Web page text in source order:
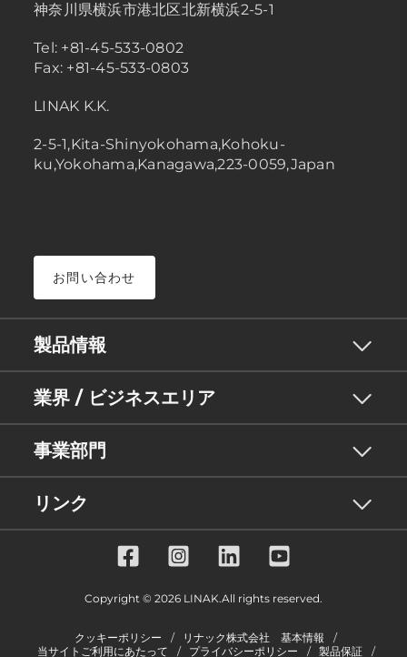
神奈川県横浜市港北区北新横浜2-5-1
Tel: +81-45-533-0802
Fax: +81-45-533-0803
LINAK K.K.
2-5-1,Kita-Shinyokohama,Kohoku-
ku,Yokohama,Kanagawa,223-0059,Japan
お問い合わせ
製品情報
業界 / ビジネスエリア
事業部門
リンク
Copyright © 2026 LINAK.All rights reserved.
クッキーポリシー
リナック株式会社 基本情報
当サイトご利用にあたって
プライバシーポリシー
製品保証